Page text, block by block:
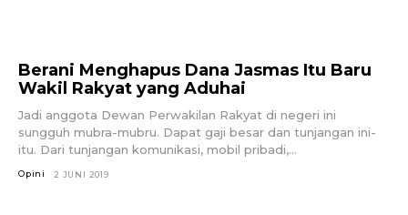
Berani Menghapus Dana Jasmas Itu Baru
Wakil Rakyat yang Aduhai
Jadi anggota Dewan Perwakilan Rakyat di negeri ini
sungguh mubra-mubru. Dapat gaji besar dan tunjangan ini-
itu. Dari tunjangan komunikasi, mobil pribadi,...
Opini 2 JUNI 2019